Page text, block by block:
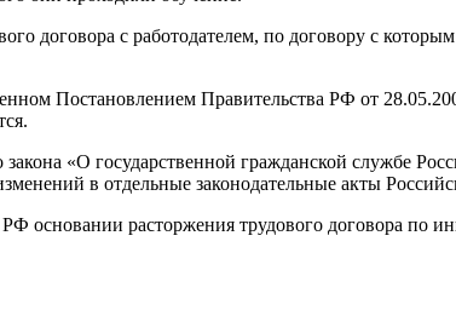
договора с работодателем, по договору с
Постановлением Правительства РФ от
«О государственной гражданской службе
в отдельные законодательные акты
расторжения трудового договора по